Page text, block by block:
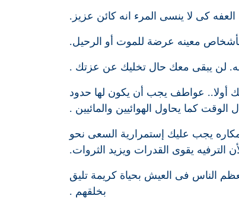
كى لا ينسى المرء انه كائن عزيز.
معينه عرضة للموت أو الرحيل.
به. لن يبقى معك حال تخليك عن عزتك .
أولا.. عواطف يجب أن يكون لها حدود
كما يحاول الهوائيين والمائيين .
يجب عليك إستمرارية السعى نحو
الترفيه يقوى القدرات ويزيد الثروات.
الناس فى العيش بحياة كريمة تليق
بخلقهم .